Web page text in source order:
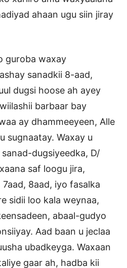
ahaan ugu siin jiray
guroba waxay
sanadkii 8-aad,
dugsi hoose ah ayey
barbaar bay
ay dhammeeyeen, Alle
sugnaatay. Waxay u
dugsiyeedka, D/
saf loogu jira,
8aad, iyo fasalka
sidii loo kala weynaa,
abaal-gudyo
Aad baan u jeclaa
ubadkeyga. Waxaan
gaar ah, hadba kii